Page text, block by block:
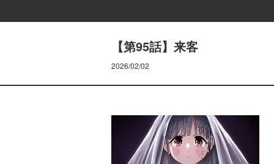
【第95話】来客
2026/02/02